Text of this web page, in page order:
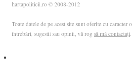
hartapoliticii.ro © 2008-2012
Toate datele de pe acest site sunt oferite cu
întrebări, sugestii sau opinii, vă rog să mă contactați.